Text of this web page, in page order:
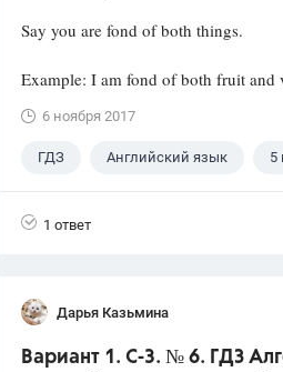
Say you are fond of both things.
Example: I am fond of both fruit and
6 ноября 2017
ГДЗ Английский язык 5
1 ответ
Дарья Казьмина
Вариант 1. С-3. № 6. ГДЗ